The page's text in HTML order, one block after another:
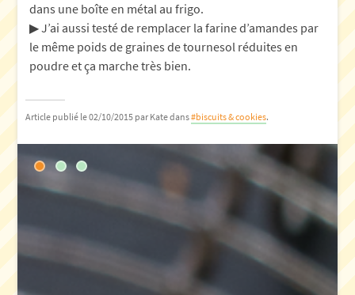
dans une boîte en métal au frigo.
▶︎ J’ai aussi testé de remplacer la farine d’amandes par
le même poids de graines de tournesol réduites en
poudre et ça marche très bien.
Article publié le 02/10/2015 par Katedans#biscuits & cookies.